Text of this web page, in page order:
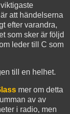
att händelserna
efter varandra,
som sker är följd
leder till C som
till en helhet.
mer om detta
av av
i radio, men